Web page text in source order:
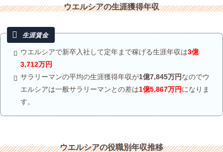
ウエルシアの生涯獲得年収
ウエルシアで新卒入社して定年まで稼げる生涯年収は3億
3,712万円
サラリーマンの平均の生涯獲得年収が1億7,845万円なのでウ
エルシアは一般サラリーマンとの差は1億5,867万円になりま
す。
ウエルシアの役職別年収推移